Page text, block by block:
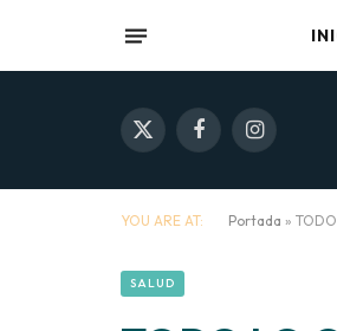
X
FacebookInstagram
YOU ARE AT: Portada »
SALUD